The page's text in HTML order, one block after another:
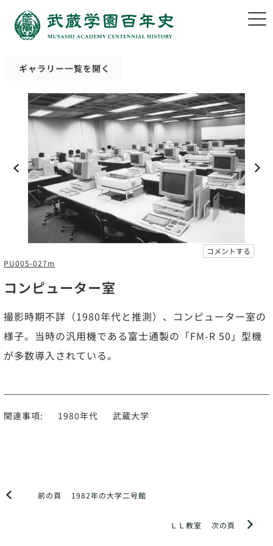
ギャラリー一覧を開く
コメントする
PU005-027m
コンピューター室
撮影時期不詳（1980年代と推測）、コンピューター室の
様子。当時の汎用機である富士通製の「FM-R 50」型機
が多数導入されている。
関連事項: 1980年代 武蔵大学
前の頁 1982年の大学二号館
次の頁
ＬＬ教室